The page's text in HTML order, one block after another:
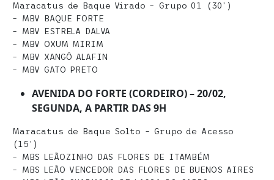
Maracatus de Baque Virado – Grupo 01 (30’)
– MBV BAQUE FORTE
– MBV ESTRELA DALVA
– MBV OXUM MIRIM
– MBV XANGÔ ALAFIN
– MBV GATO PRETO
AVENIDA DO FORTE (CORDEIRO) – 20/02,
SEGUNDA, A PARTIR DAS 9H
Maracatus de Baque Solto – Grupo de Acesso
(15’)
– MBS LEÃOZINHO DAS FLORES DE ITAMBÉM
– MBS LEÃO VENCEDOR DAS FLORES DE BUENOS AIRES